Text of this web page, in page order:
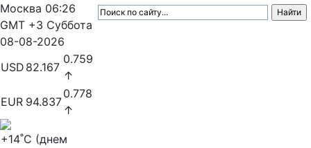
Москва 06:26
GMT +3 Суббота
08-08-2026
USD 82.167
0.759
↑
EUR 94.837
0.778
↑
+14˚C (днем